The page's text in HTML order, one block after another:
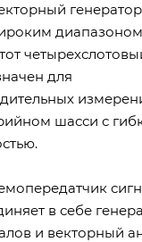
диапазоном
для
шасси с
в себе
и векторный